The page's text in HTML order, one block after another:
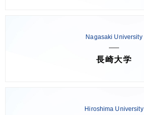
Nagasaki University
長崎大学
Hiroshima University